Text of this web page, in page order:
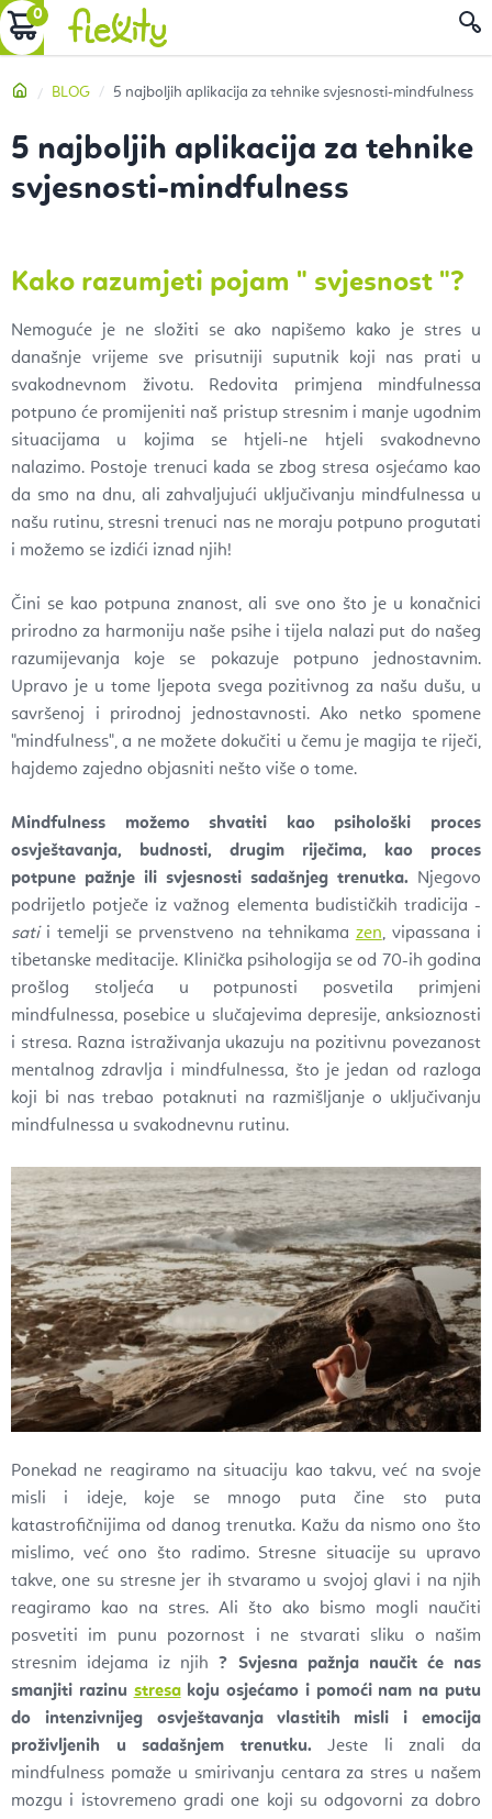
Preskoči
na
KOŠARICA
Početna
BLOG 5 najboljih aplikacija za tehnike svjesnosti-mindfulness
5 najboljih aplikacija za tehnike
svjesnosti-mindfulness
Kako razumjeti pojam " svjesnost "?
Nemoguće je ne složiti se ako napišemo kako je stres u
današnje vrijeme sve prisutniji suputnik koji nas prati u
svakodnevnom životu. Redovita primjena mindfulnessa
potpuno će promijeniti naš pristup stresnim i manje ugodnim
situacijama u kojima se htjeli-ne htjeli svakodnevno
nalazimo. Postoje trenuci kada se zbog stresa osjećamo kao
da smo na dnu, ali zahvaljujući uključivanju mindfulnessa u
našu rutinu, stresni trenuci nas ne moraju potpuno progutati
i možemo se izdići iznad njih!
Čini se kao potpuna znanost, ali sve ono što je u konačnici
prirodno za harmoniju naše psihe i tijela nalazi put do našeg
razumijevanja koje se pokazuje potpuno jednostavnim.
Upravo je u tome ljepota svega pozitivnog za našu dušu, u
savršenoj i prirodnoj jednostavnosti. Ako netko spomene
"mindfulness", a ne možete dokučiti u čemu je magija te riječi,
hajdemo zajedno objasniti nešto više o tome.
Mindfulness možemo shvatiti kao psihološki proces
osvještavanja, budnosti, drugim riječima, kao proces
potpune pažnje ili svjesnosti sadašnjeg trenutka. Njegovo
podrijetlo potječe iz važnog elementa budističkih tradicija -
satii temelji se prvenstveno na tehnikama zen, vipassana i
tibetanske meditacije. Klinička psihologija se od 70-ih godina
prošlog stoljeća u potpunosti posvetila primjeni
mindfulnessa, posebice u slučajevima depresije, anksioznosti
i stresa. Razna istraživanja ukazuju na pozitivnu povezanost
mentalnog zdravlja i mindfulnessa, što je jedan od razloga
koji bi nas trebao potaknuti na razmišljanje o uključivanju
mindfulnessa u svakodnevnu rutinu.
Ponekad ne reagiramo na situaciju kao takvu, već na svoje
misli i ideje, koje se mnogo puta čine sto puta
katastrofičnijima od danog trenutka. Kažu da nismo ono što
mislimo, već ono što radimo. Stresne situacije su upravo
takve, one su stresne jer ih stvaramo u svojoj glavi i na njih
reagiramo kao na stres. Ali što ako bismo mogli naučiti
posvetiti im punu pozornost i ne stvarati sliku o našim
stresnim idejama iz njih? Svjesna pažnja naučit će nas
smanjiti razinu stresakoju osjećamo i pomoći nam na putu
do intenzivnijeg osvještavanja vlastitih misli i emocija
proživljenih u sadašnjem trenutku. Jeste li znali da
mindfulness pomaže u smirivanju centara za stres u našem
mozgu i istovremeno gradi one koji su odgovorni za dobro